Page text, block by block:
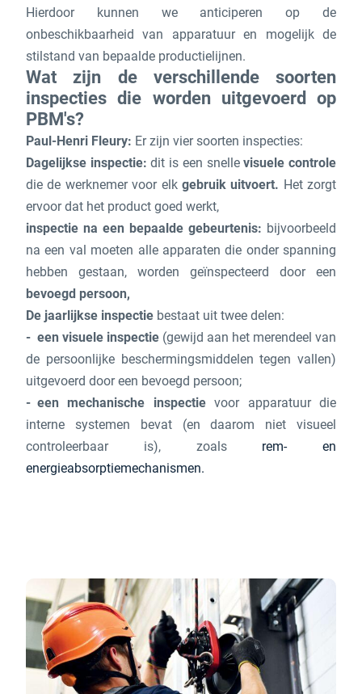
Hierdoor kunnen we anticiperen op de
onbeschikbaarheid van apparatuur en mogelijk de
stilstand van bepaalde productielijnen.
Wat zijn de verschillende soorten
inspecties die worden uitgevoerd op
PBM's?
Paul-Henri Fleury: Er zijn vier soorten inspecties:
Dagelijkse inspectie: dit is een snellevisuele controle
die de werknemer voor elk gebruik uitvoert. Het zorgt
ervoor dat het product goed werkt,
inspectie na een bepaalde gebeurtenis: bijvoorbeeld
na een val moeten alle apparaten die onder spanning
hebben gestaan, worden geïnspecteerd door een
bevoegd persoon,
De jaarlijkse inspectie bestaat uit twee delen:
een visuele inspectie (gewijd aan het merendeel van
de persoonlijke beschermingsmiddelen tegen vallen)
uitgevoerd door een bevoegd persoon;
een mechanische inspectievoor apparatuur die
interne systemen bevat (en daarom niet visueel
controleerbaar is), zoals rem- en
energieabsorptiemechanismen.